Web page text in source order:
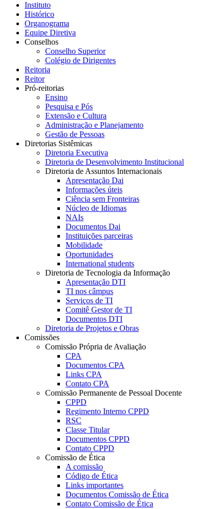
Instituto
Histórico
Organograma
Equipe Diretiva
Conselhos
Conselho Superior
Colégio de Dirigentes
Reitoria
Reitor
Pró-reitorias
Ensino
Pesquisa e Pós
Extensão e Cultura
Administração e Planejamento
Gestão de Pessoas
Diretorias Sistêmicas
Diretoria Executiva
Diretoria de Desenvolvimento Institucional
Diretoria de Assuntos Internacionais
Apresentação Dai
Informações úteis
Ciência sem Fronteiras
Núcleo de Idiomas
NAIs
Documentos Dai
Instituições parceiras
Mobilidade
Oportunidades
International students
Diretoria de Tecnologia da Informação
Apresentação DTI
TI nos câmpus
Serviços de TI
Comitê Gestor de TI
Documentos DTI
Diretoria de Projetos e Obras
Comissões
Comissão Própria de Avaliação
CPA
Documentos CPA
Links CPA
Contato CPA
Comissão Permanente de Pessoal Docente
CPPD
Regimento Interno CPPD
RSC
Classe Titular
Documentos CPPD
Contato CPPD
Comissão de Ética
A comissão
Código de Ética
Links importantes
Documentos Comissão de Ética
Contato Comissão de Ética